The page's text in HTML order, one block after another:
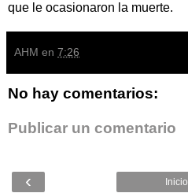
que le ocasionaron la muerte.
AHM en 7:26
No hay comentarios:
Publicar un comentario
‹ Inicio